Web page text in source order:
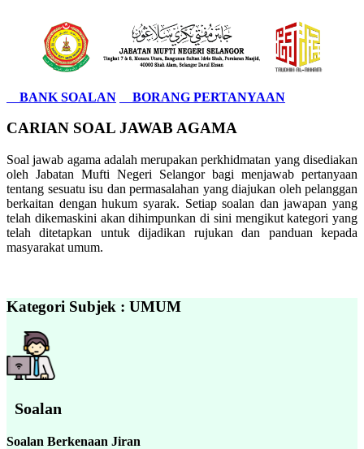
BANK SOALAN BORANG PERTANYAAN
CARIAN SOAL JAWAB AGAMA
Soal jawab agama adalah merupakan perkhidmatan yang disediakan
oleh Jabatan Mufti Negeri Selangor bagi menjawab pertanyaan
tentang sesuatu isu dan permasalahan yang diajukan oleh pelanggan
berkaitan dengan hukum syarak. Setiap soalan dan jawapan yang
telah dikemaskini akan dihimpunkan di sini mengikut kategori yang
telah ditetapkan untuk dijadikan rujukan dan panduan kepada
masyarakat umum.
Kategori Subjek : UMUM
Soalan
Soalan Berkenaan Jiran